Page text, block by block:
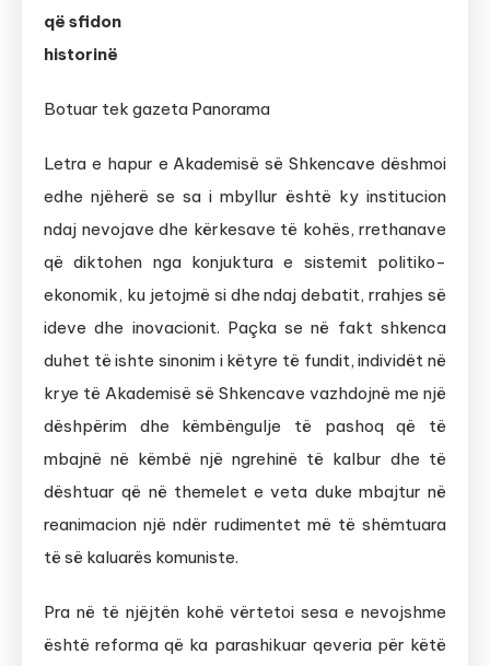
që sfidon
historinë
Botuar tek gazeta Panorama
Letra e hapur e Akademisë së Shkencave dëshmoi
edhe njëherë se sa i mbyllur është ky institucion
ndaj nevojave dhe kërkesave të kohës, rrethanave
që diktohen nga konjuktura e sistemit politiko-
ekonomik, ku jetojmë si dhe ndaj debatit, rrahjes së
ideve dhe inovacionit. Paçka se në fakt shkenca
duhet të ishte sinonim i këtyre të fundit, individët në
krye të Akademisë së Shkencave vazhdojnë me një
dëshpërim dhe këmbëngulje të pashoq që të
mbajnë në këmbë një ngrehinë të kalbur dhe të
dështuar që në themelet e veta duke mbajtur në
reanimacion një ndër rudimentet më të shëmtuara
të së kaluarës komuniste.
Pra në të njëjtën kohë vërtetoi sesa e nevojshme
është reforma që ka parashikuar qeveria për këtë